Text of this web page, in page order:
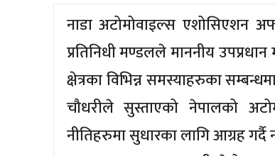
नाडा अटोमोवाइल्स एशोसिएशन
प्रतिनिधी मण्डलले माननीय उपप्रधान
क्षेत्रका विभिन्न समस्याहरुका
चौधरीले सुस्ताएको नेपालको
नीतिहरुमा सुधारका लागि आग्रह